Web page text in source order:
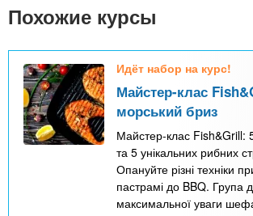
Похожие курсы
Идёт набор на курс!
Майстер-клас
морський бриз
Майстер-клас Fish&Grill:
та 5 унікальних рибних
Опануйте різні техніки
пастрамі до BBQ. Група
максимальної уваги